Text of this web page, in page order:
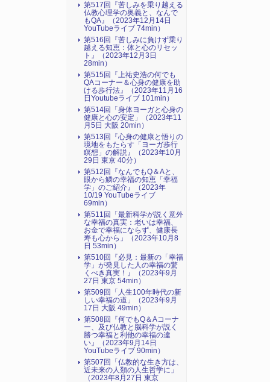
第517回『苦しみを乗り越える
仏教心理学の奥義と、なんで
もQA』（2023年12月14日
YouTubeライブ 74min）
第516回『苦しみに負けず乗り
越える知恵：体と心のリセッ
ト』（2023年12月3日
28min）
第515回『上祐史浩の何でも
QAコーナー＆心身の健康を助
ける歩行法』（2023年11月16
日Youtubeライブ 101min）
第514回「身体ヨーガと心身の
健康と心の安定」（2023年11
月5日 大阪 20min）
第513回『心身の健康と悟りの
境地をもたらす「ヨーガ歩行
瞑想」の解説』（2023年10月
29日 東京 40分）
第512回『なんでもQ＆Aと、
眼から鱗の幸福の知恵「幸福
学」のご紹介』（2023年
10/19 YouTubeライブ
69min）
第511回「最新科学が説く意外
な幸福の真実：老いは幸福、
お金で幸福にならず、健康長
寿も心から」（2023年10月8
日 53min）
第510回『必見：最新の「幸福
学」が発見した人の幸福の驚
くべき真実！』（2023年9月
27日 東京 54min）
第509回「人生100年時代の新
しい幸福の道」（2023年9月
17日 大阪 49min）
第508回『何でもQ＆Aコーナ
ー、及び仏教と脳科学が説く
勝つ幸福と利他の幸福の違
い』（2023年9月14日
YouTubeライブ 90min）
第507回「仏教的な生き方は、
近未来の人類の人生哲学に」
（2023年8月27日 東京